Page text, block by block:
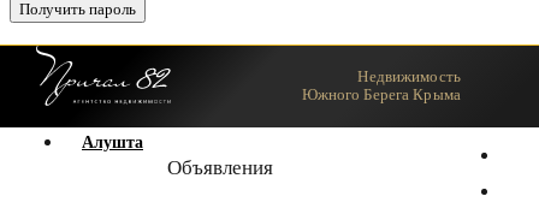
Ялта
Алушта
Недвижимость
Южного Берега Крыма
Объявления